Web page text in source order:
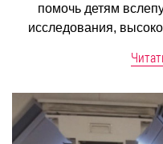
помочь детям
исследования,